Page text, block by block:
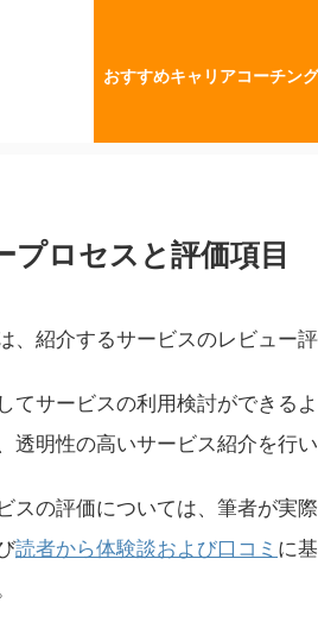
おすすめキャリアコーチング
プロセスと評価項目
、紹介するサービスのレビュー
てサービスの利用検討ができる
透明性の高いサービス紹介を行い
スの評価については、筆者が実
読者から体験談および口コミ に